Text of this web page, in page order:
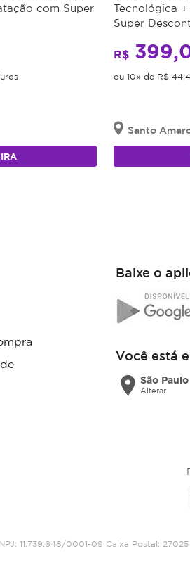
com Super
Tecnológica
Super
R$
ou 10x de R$
Santo
Baixe o
Você está
location_on São Paulo
Alterar
11.739.648/0001-09 Caixa Postal: